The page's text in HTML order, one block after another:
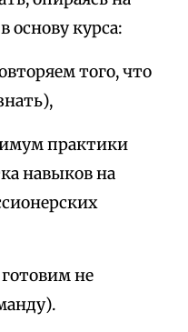
курса:
того, что
практики
навыков на
не